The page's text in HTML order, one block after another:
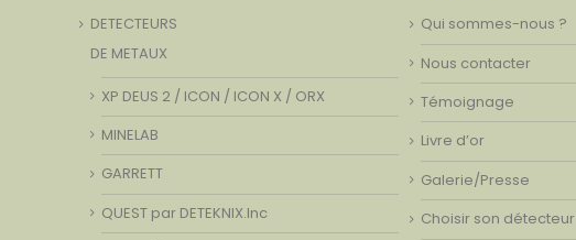
DETECTEURS
DE METAUX
XP DEUS 2 / ICON / ICON X / ORX
MINELAB
GARRETT
QUEST par DETEKNIX.Inc
Qui sommes-nous ?
Nous contacter
Témoignage
Livre d’or
Galerie/Presse
Choisir son détecteur